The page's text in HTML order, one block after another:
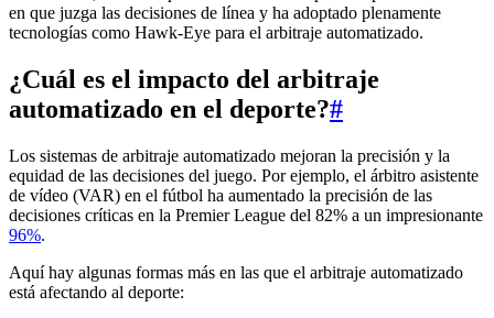
en que juzga las decisiones de línea y ha adoptado plenamente
tecnologías como Hawk-Eye para el arbitraje automatizado.
¿Cuál es el impacto del arbitraje
automatizado en el deporte?#
Los sistemas de arbitraje automatizado mejoran la precisión y la
equidad de las decisiones del juego. Por ejemplo, el árbitro asistente
de vídeo (VAR) en el fútbol ha aumentado la precisión de las
decisiones críticas en la Premier League del 82% a un impresionante
96%.
Aquí hay algunas formas más en las que el arbitraje automatizado
está afectando al deporte: